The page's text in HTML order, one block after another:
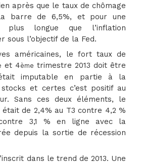
après que le taux de chômage
barre de 6,5%, et pour une
plus longue que l’inflation
sous l’objectif de la Fed.
américaines, le fort taux de
et 4ème trimestre 2013 doit être
imputable en partie à la
et certes c’est positif au
Sans ces deux éléments, le
de 2,4% au T3 contre 4,2 %
3,1 % en ligne avec la
depuis la sortie de récession
dans le trend de 2013. Une